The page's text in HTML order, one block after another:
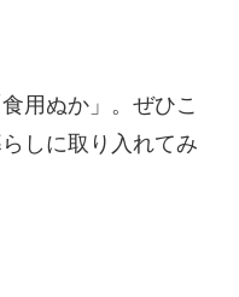
用ぬか」。ぜひこ
しに取り入れてみ